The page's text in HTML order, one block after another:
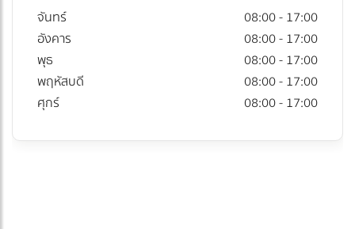
จันทร์
08:00 - 17:00
อังคาร
08:00 - 17:00
พุธ
08:00 - 17:00
พฤหัสบดี
08:00 - 17:00
ศุกร์
08:00 - 17:00